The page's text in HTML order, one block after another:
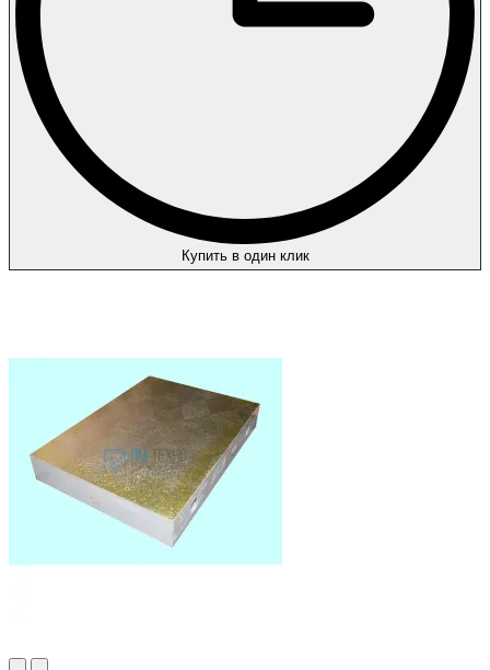
Купить в один клик